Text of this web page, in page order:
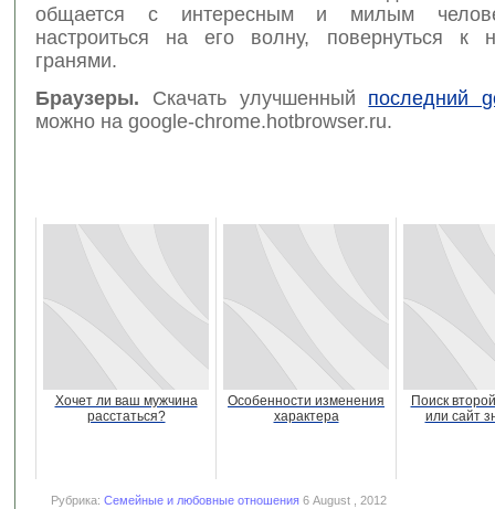
общается с интересным и милым
настроиться на его волну, повернуться к
гранями.
Браузеры. Скачать улучшенный последний
можно на google-chrome.hotbrowser.ru.
Хочет ли ваш мужчина
расстаться?
Особенности изменения
характера
Поиск
или сайт
Рубрика: Семейные и любовные отношения 6 August , 2012